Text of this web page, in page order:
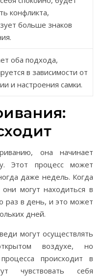
конфликта,
больше знаков
оба подхода,
в зависимости от
и настроения самки.
она начинает
Этот процесс может
даже недель. Когда
могут находиться в
раз в день, и это может
дней.
могут осуществлять
воздухе, но
происходит в
чувствовать себя